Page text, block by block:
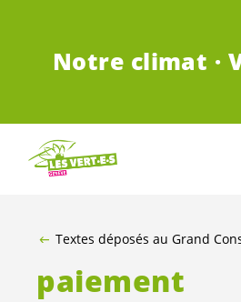
Notre climat ·
Textes déposés au Grand
paiement